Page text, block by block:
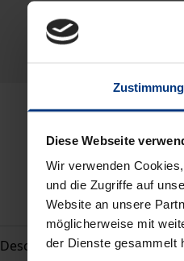
Zustimmung
Diese Webseite
Wir verwenden
und die Zugriffe auf
Website an unsere
möglicherweise mit
der Dienste gesammelt
Description